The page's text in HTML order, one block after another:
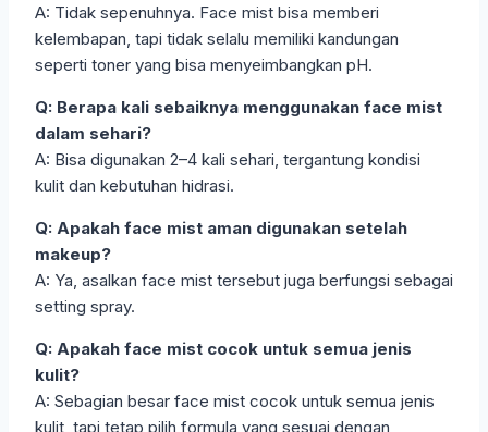
A: Tidak sepenuhnya. Face mist bisa memberi
kelembapan, tapi tidak selalu memiliki kandungan
seperti toner yang bisa menyeimbangkan pH.
Q: Berapa kali sebaiknya menggunakan face mist
dalam sehari?
A: Bisa digunakan 2–4 kali sehari, tergantung kondisi
kulit dan kebutuhan hidrasi.
Q: Apakah face mist aman digunakan setelah
makeup?
A: Ya, asalkan face mist tersebut juga berfungsi sebagai
setting spray.
Q: Apakah face mist cocok untuk semua jenis
kulit?
A: Sebagian besar face mist cocok untuk semua jenis
kulit, tapi tetap pilih formula yang sesuai dengan